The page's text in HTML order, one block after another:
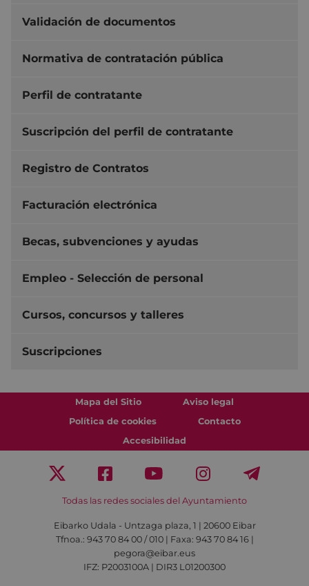
Validación de documentos
Normativa de contratación pública
Perfil de contratante
Suscripción del perfil de contratante
Registro de Contratos
Facturación electrónica
Becas, subvenciones y ayudas
Empleo - Selección de personal
Cursos, concursos y talleres
Suscripciones
Mapa del Sitio
Aviso legal
Política de cookies
Contacto
Accesibilidad
Todas las redes sociales del Ayuntamiento
Eibarko Udala - Untzaga plaza, 1 | 20600 Eibar
Tfnoa.: 943 70 84 00 / 010 | Faxa: 943 70 84 16 |
pegora@eibar.eus
IFZ: P2003100A | DIR3 L01200300